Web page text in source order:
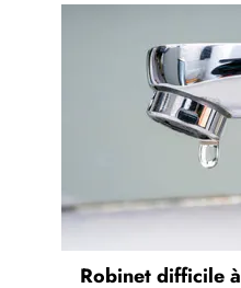
Robinet difficile